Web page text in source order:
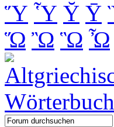
Ὕ Ὗ Ῠ Ῡ
Ὥ Ὢ Ὣ Ὦ